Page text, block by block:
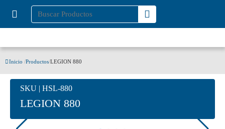
Inicio /Productos/LEGION 880
SKU | HSL-880
LEGION 880